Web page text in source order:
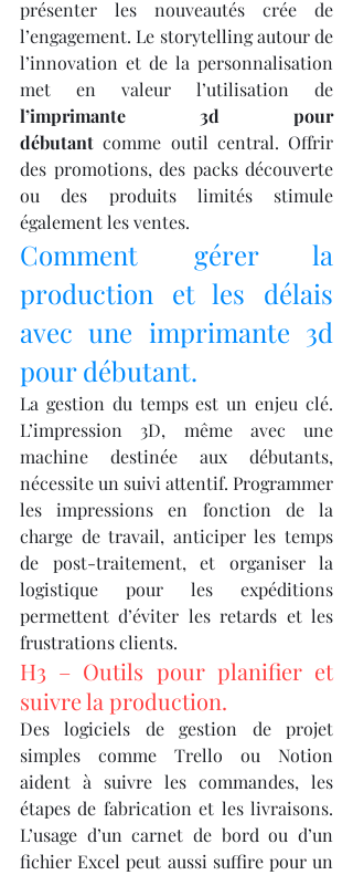
présenter les nouveautés crée de
l’engagement. Le storytelling autour de
l’innovation et de la personnalisation
l’imprimante 3d pour
débutant comme outil central. Offrir
des promotions, des packs découverte
ou des produits limités stimule
également les ventes.
Comment gérer la
production et les délais
avec une imprimante 3d
pour débutant.
La gestion du temps est un enjeu clé.
L’impression 3D, même avec une
machine destinée aux débutants,
nécessite un suivi attentif. Programmer
les impressions en fonction de la
charge de travail, anticiper les temps
de post-traitement, et organiser la
logistique pour les expéditions
permettent d’éviter les retards et les
frustrations clients.
H3 – Outils pour planifier et
suivre la production.
Des logiciels de gestion de projet
simples comme Trello ou Notion
aident à suivre les commandes, les
étapes de fabrication et les livraisons.
L’usage d’un carnet de bord ou d’un
fichier Excel peut aussi suffire pour un